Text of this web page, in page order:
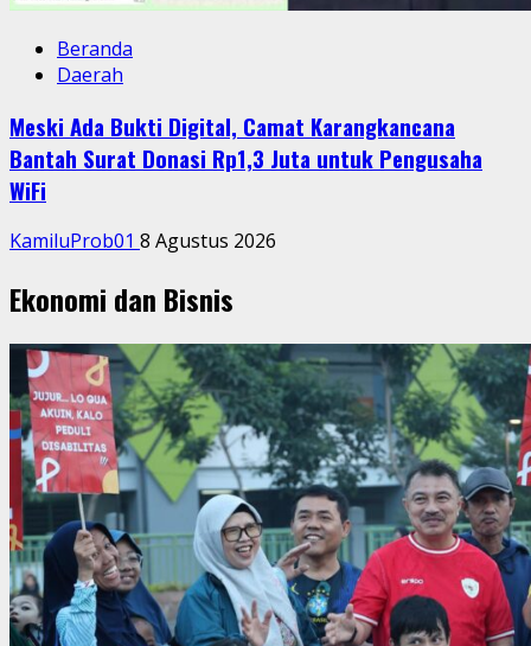
Beranda
Daerah
Meski Ada Bukti Digital, Camat Karangkancana
Bantah Surat Donasi Rp1,3 Juta untuk Pengusaha
WiFi
KamiluProb01 8 Agustus 2026
Ekonomi dan Bisnis